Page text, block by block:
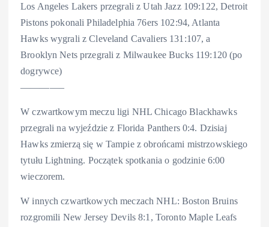
Los Angeles Lakers przegrali z Utah Jazz 109:122, Detroit
Pistons pokonali Philadelphia 76ers 102:94, Atlanta
Hawks wygrali z Cleveland Cavaliers 131:107, a
Brooklyn Nets przegrali z Milwaukee Bucks 119:120 (po
dogrywce)
————–
W czwartkowym meczu ligi NHL Chicago Blackhawks
przegrali na wyjeździe z Florida Panthers 0:4. Dzisiaj
Hawks zmierzą się w Tampie z obrońcami mistrzowskiego
tytułu Lightning. Początek spotkania o godzinie 6:00
wieczorem.
W innych czwartkowych meczach NHL: Boston Bruins
rozgromili New Jersey Devils 8:1, Toronto Maple Leafs